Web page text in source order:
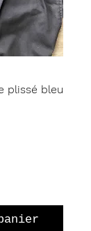
plissé bleu